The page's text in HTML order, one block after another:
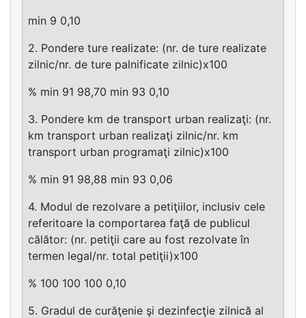
min 9 0,10
2. Pondere ture realizate: (nr. de ture realizate
zilnic/nr. de ture palnificate zilnic)x100
% min 91 98,70 min 93 0,10
3. Pondere km de transport urban realizaţi: (nr.
km transport urban realizaţi zilnic/nr. km
transport urban programaţi zilnic)x100
% min 91 98,88 min 93 0,06
4. Modul de rezolvare a petiţiilor, inclusiv cele
referitoare la comportarea faţă de publicul
călător: (nr. petiţii care au fost rezolvate în
termen legal/nr. total petiţii)x100
% 100 100 100 0,10
5. Gradul de curăţenie şi dezinfecţie zilnică al